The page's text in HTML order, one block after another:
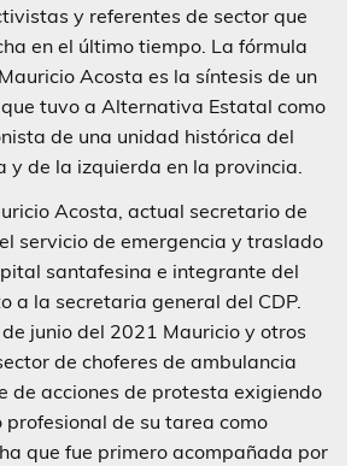
y referentes de sector que
en el último tiempo. La fórmula
Acosta es la síntesis de un
tuvo a Alternativa Estatal como
de una unidad histórica del
y de la izquierda en la provincia.
Acosta, actual secretario de
servicio de emergencia y traslado
santafesina e integrante del
a la secretaria general del CDP.
junio del 2021 Mauricio y otros
de choferes de ambulancia
de acciones de protesta exigiendo
profesional de su tarea como
que fue primero acompañada por